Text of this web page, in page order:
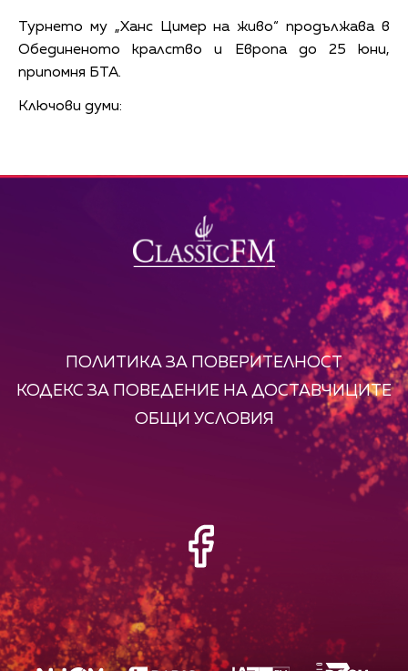
Турнето му „Ханс Цимер на живо“ продължава в
Обединеното кралство и Европа до 25 юни,
припомня БТА.
Ключови думи:
ПОЛИТИКА ЗА ПОВЕРИТЕЛНОСТ
КОДЕКС ЗА ПОВЕДЕНИЕ НА ДОСТАВЧИЦИТЕ
ОБЩИ УСЛОВИЯ